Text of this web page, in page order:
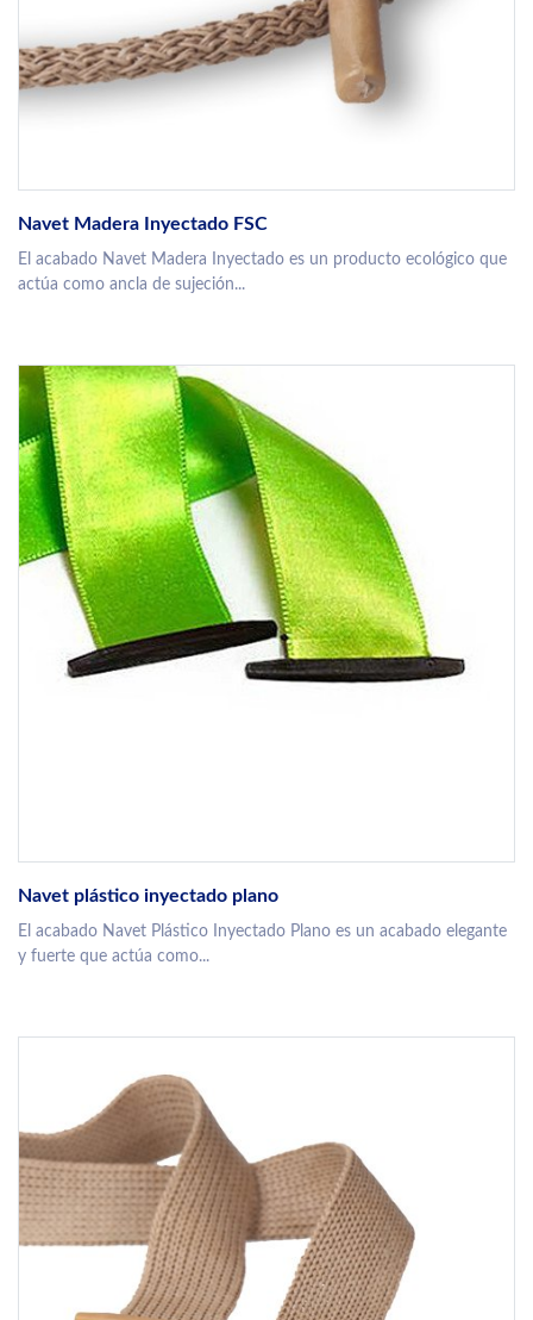
Navet Madera Inyectado FSC
El acabado Navet Madera Inyectado es un producto ecológico que
actúa como ancla de sujeción...
Navet plástico inyectado plano
El acabado Navet Plástico Inyectado Plano es un acabado elegante
y fuerte que actúa como...